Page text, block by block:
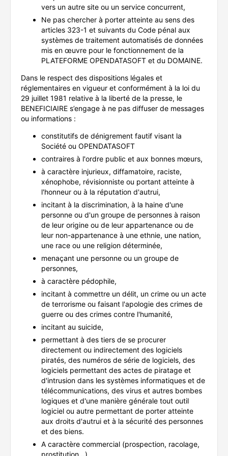
vers un autre site ou un service concurrent,
Ne pas chercher à porter atteinte au sens des
articles 323-1 et suivants du Code pénal aux
systèmes de traitement automatisés de données
mis en œuvre pour le fonctionnement de la
PLATEFORME OPENDATASOFT et du DOMAINE.
Dans le respect des dispositions légales et
réglementaires en vigueur et conformément à la loi du
29 juillet 1981 relative à la liberté de la presse, le
BENEFICIAIRE s’engage à ne pas diffuser de messages
ou informations :
constitutifs de dénigrement fautif visant la
Société ou OPENDATASOFT
contraires à l'ordre public et aux bonnes mœurs,
à caractère injurieux, diffamatoire, raciste,
xénophobe, révisionniste ou portant atteinte à
l'honneur ou à la réputation d'autrui,
incitant à la discrimination, à la haine d'une
personne ou d'un groupe de personnes à raison
de leur origine ou de leur appartenance ou de
leur non-appartenance à une ethnie, une nation,
une race ou une religion déterminée,
menaçant une personne ou un groupe de
personnes,
à caractère pédophile,
incitant à commettre un délit, un crime ou un acte
de terrorisme ou faisant l'apologie des crimes de
guerre ou des crimes contre l'humanité,
incitant au suicide,
permettant à des tiers de se procurer
directement ou indirectement des logiciels
piratés, des numéros de série de logiciels, des
logiciels permettant des actes de piratage et
d'intrusion dans les systèmes informatiques et de
télécommunications, des virus et autres bombes
logiques et d'une manière générale tout outil
logiciel ou autre permettant de porter atteinte
aux droits d'autrui et à la sécurité des personnes
et des biens.
A caractère commercial (prospection, racolage,
prostitution…)